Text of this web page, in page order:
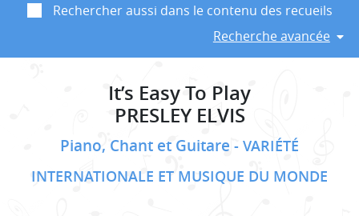
Rechercher aussi dans le contenu des recueils
Recherche avancée
It’s Easy To Play
PRESLEY ELVIS
Piano, Chant et Guitare
VARIÉTÉ
INTERNATIONALE ET MUSIQUE DU MONDE